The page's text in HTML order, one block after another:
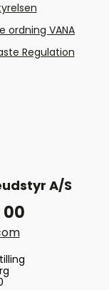
ordning VANA
Regulation
A/S
00